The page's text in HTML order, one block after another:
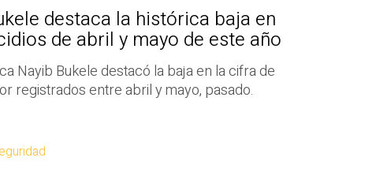
destaca la histórica baja en
de abril y mayo de este año
Nayib Bukele destacó la baja en la cifra de
registrados entre abril y mayo, pasado.